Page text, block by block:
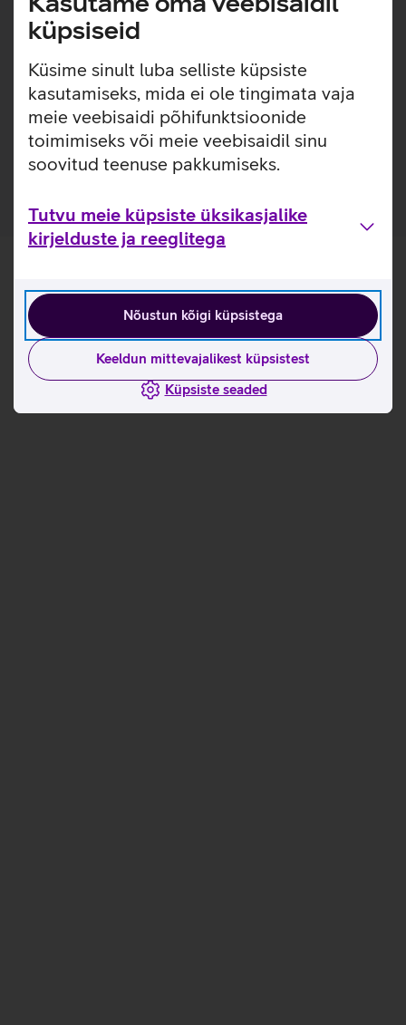
küpsiseid
Küsime sinult luba selliste küpsiste
kasutamiseks, mida ei ole tingimata vaja
meie veebisaidi põhifunktsioonide
toimimiseks või meie veebisaidil sinu
soovitud teenuse pakkumiseks.
Tutvu meie küpsiste üksikasjalike
kirjelduste ja reeglitega
Nõustun kõigi küpsistega
Keeldun mittevajalikest küpsistest
Küpsiste seaded
Õhuke silikoonümbris annab sinu telefonile lisakaitsekihi
jättes nähtavale seadme disaini. KEY pehmest silikoonist
tagada telefoni parem haare ja kaitse kriimustuste eest.
Lisaks on ümbrise materjalina kasutatud antibakteriaalseid
ühendeid, mis on tõhusad ka COVID-19 viirusele.
Antibakteriaalne ümbris aitab tagada sinu telefoni
pindadel igapäevase hügieeni.